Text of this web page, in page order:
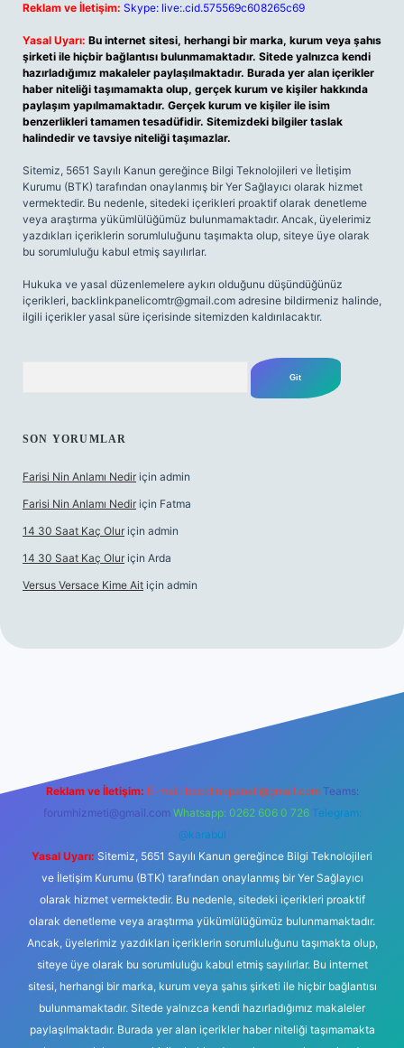
Reklam ve İletişim: Skype: live:.cid.575569c608265c69
Yasal Uyarı: Bu internet sitesi, herhangi bir marka, kurum veya şahıs
şirketi ile hiçbir bağlantısı bulunmamaktadır. Sitede yalnızca kendi
hazırladığımız makaleler paylaşılmaktadır. Burada yer alan içerikler
haber niteliği taşımamakta olup, gerçek kurum ve kişiler hakkında
paylaşım yapılmamaktadır. Gerçek kurum ve kişiler ile isim
benzerlikleri tamamen tesadüfidir. Sitemizdeki bilgiler taslak
halindedir ve tavsiye niteliği taşımazlar.
Sitemiz, 5651 Sayılı Kanun gereğince Bilgi Teknolojileri ve İletişim
Kurumu (BTK) tarafından onaylanmış bir Yer Sağlayıcı olarak hizmet
vermektedir. Bu nedenle, sitedeki içerikleri proaktif olarak denetleme
veya araştırma yükümlülüğümüz bulunmamaktadır. Ancak, üyelerimiz
yazdıkları içeriklerin sorumluluğunu taşımakta olup, siteye üye olarak
bu sorumluluğu kabul etmiş sayılırlar.
Hukuka ve yasal düzenlemelere aykırı olduğunu düşündüğünüz
içerikleri, backlinkpanelicomtr@gmail.com adresine bildirmeniz halinde,
ilgili içerikler yasal süre içerisinde sitemizden kaldırılacaktır.
SON YORUMLAR
Farisi Nin Anlamı Nedir için admin
Farisi Nin Anlamı Nedir için Fatma
14 30 Saat Kaç Olur için admin
14 30 Saat Kaç Olur için Arda
Versus Versace Kime Ait için admin
Reklam ve İletişim: E-mail: backlinkpaneli@gmail.com Teams:
forumhizmeti@gmail.com Whatsapp: 0262 606 0 726 Telegram:
@karabul
Yasal Uyarı: Sitemiz, 5651 Sayılı Kanun gereğince Bilgi Teknolojileri
ve İletişim Kurumu (BTK) tarafından onaylanmış bir Yer Sağlayıcı
olarak hizmet vermektedir. Bu nedenle, sitedeki içerikleri proaktif
olarak denetleme veya araştırma yükümlülüğümüz bulunmamaktadır.
Ancak, üyelerimiz yazdıkları içeriklerin sorumluluğunu taşımakta olup,
siteye üye olarak bu sorumluluğu kabul etmiş sayılırlar. Bu internet
sitesi, herhangi bir marka, kurum veya şahıs şirketi ile hiçbir bağlantısı
bulunmamaktadır. Sitede yalnızca kendi hazırladığımız makaleler
paylaşılmaktadır. Burada yer alan içerikler haber niteliği taşımamakta